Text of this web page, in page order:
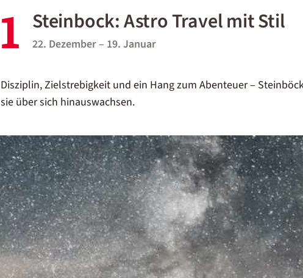
1 Steinbock: Astro Travel mit Stil
22. Dezember – 19. Januar
Disziplin, Zielstrebigkeit und ein Hang zum Abenteuer –
sie über sich hinauswachsen.